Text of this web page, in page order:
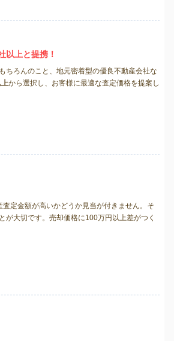
以上と提携！
ちろんのこと、地元密着型の優良不動産会社な
から選択し、お客様に最適な査定価格を提案し
定金額が高いかどうか見当が付きません。そ
が大切です。売却価格に100万円以上差がつく